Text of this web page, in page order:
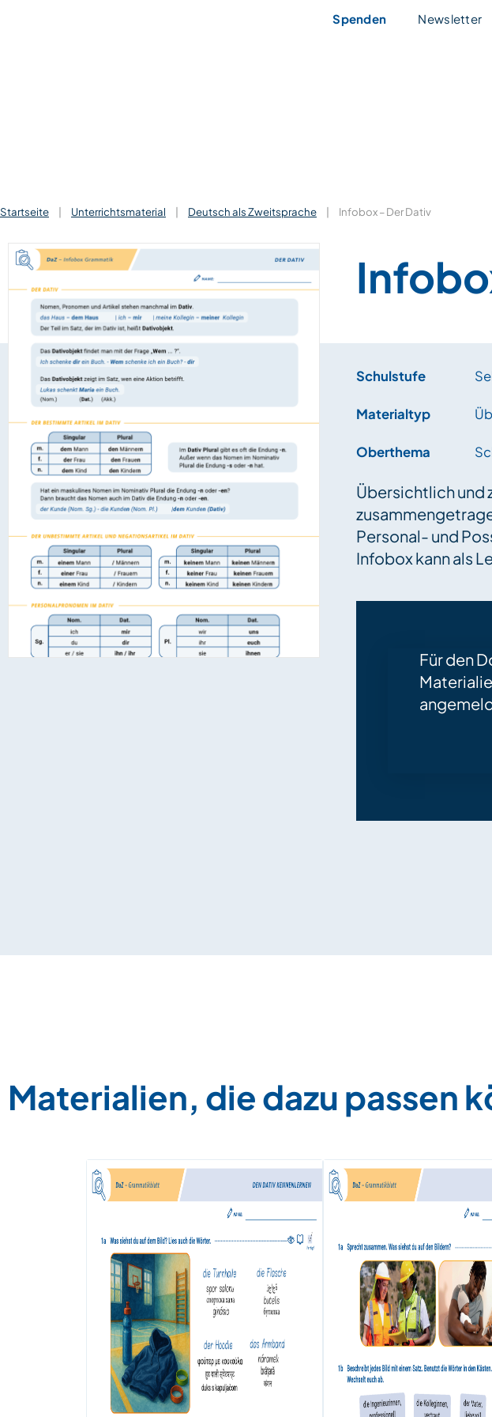
Spenden Newsletter
Startseite | Unterrichtsmaterial | Deutsch als Zweitsprache | Infobox – Der Dativ
Schulstufe
Materialtyp
Oberthema
Übersichtlich und
Personal- und
Infobox kann als
Für den
Materialien, die dazu passen